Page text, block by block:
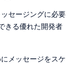
セージングに必要
きる優れた開発者
メッセージをスケ